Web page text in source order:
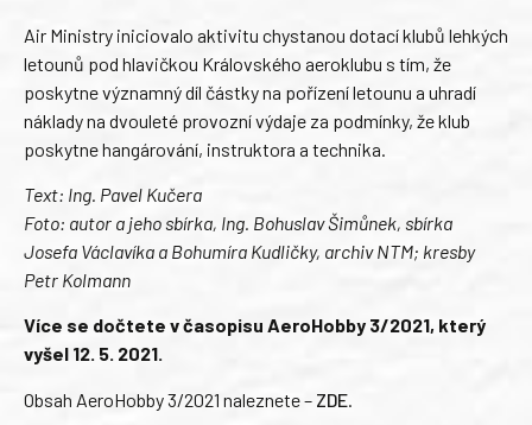
Air Ministry iniciovalo aktivitu chystanou dotací klubů lehkých
letounů pod hlavičkou Královského aeroklubu s tím, že
poskytne významný díl částky na pořízení letounu a uhradí
náklady na dvouleté provozní výdaje za podmínky, že klub
poskytne hangárování, instruktora a technika.
Text: Ing. Pavel Kučera
Foto: autor a jeho sbírka, Ing. Bohuslav Šimůnek, sbírka
Josefa Václavíka a Bohumíra Kudličky, archiv NTM; kresby
Petr Kolmann
Více se dočtete v časopisu AeroHobby 3/2021, který
vyšel 12. 5. 2021.
Obsah AeroHobby 3/2021 naleznete – ZDE